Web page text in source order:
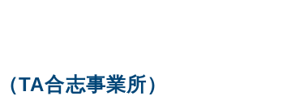
TA合志事業所）